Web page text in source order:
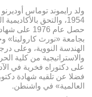
ولد رايموند توماس
1954، والتحق
حصل عام
بجامعة «نورث
الهندسة النووية، وعلى
على دكتوراه فخرية في
فضلا عن تلقيه شهادة
العالمية» في واشنطن.